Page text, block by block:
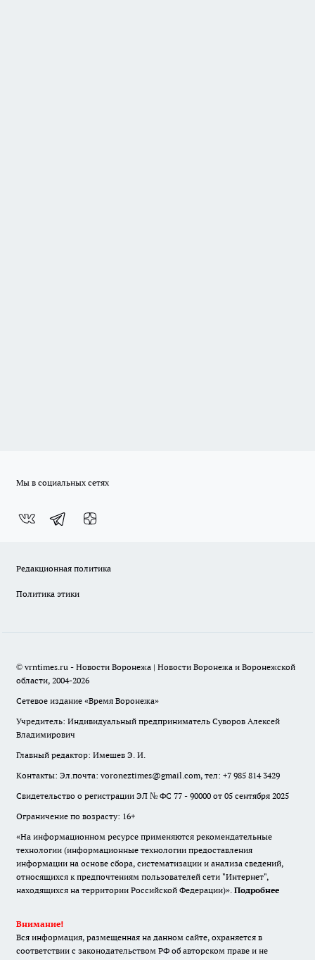
Мы в социальных сетях
Редакционная политика
Политика этики
© vrntimes.ru - Новости Воронежа | Новости Воронежа и Воронежской
области, 2004-2026
Сетевое издание «Время Воронежа»
Учредитель: Индивидуальный предприниматель Суворов Алексей
Владимирович
Главный редактор: Имешев Э. И.
Контакты: Эл.почта: voroneztimes@gmail.com, тел: +7 985 814 3429
Свидетельство о регистрации ЭЛ № ФС 77 - 90000 от 05 сентября 2025
Ограничение по возрасту: 16+
«На информационном ресурсе применяются рекомендательные
технологии (информационные технологии предоставления
информации на основе сбора, систематизации и анализа сведений,
относящихся к предпочтениям пользователей сети "Интернет",
находящихся на территории Российской Федерации)». Подробнее
Внимание!
Вся информация, размещенная на данном сайте, охраняется в
соответствии с законодательством РФ об авторском праве и не